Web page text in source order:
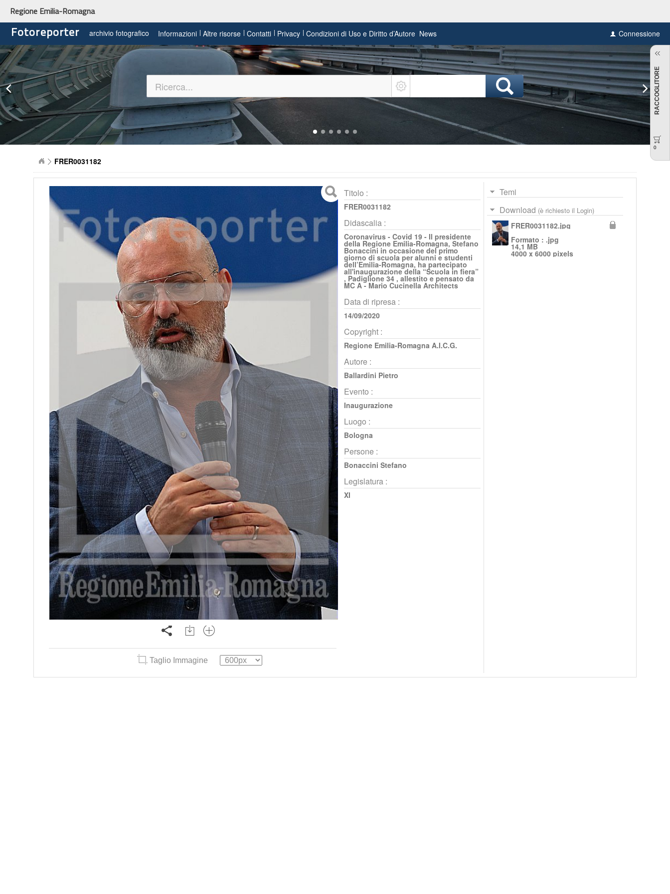
Regione Emilia-Romagna
Fotoreporter archivio fotografico Informazioni Altre risorse Contatti Privacy Condizioni di Uso e Diritto d’Autore News Connessione
FRER0031182
Taglio Immagine
Titolo :
FRER0031182
Didascalia :
Coronavirus - Covid 19 - Il presidente
della Regione Emilia-Romagna, Stefano
Bonaccini in occasione del primo
giorno di scuola per alunni e studenti
dell’Emilia-Romagna, ha partecipato
all'inaugurazione della “Scuola in fiera”
, Padiglione 34 , allestito e pensato da
MC A - Mario Cucinella Architects
Data di ripresa :
14/09/2020
Copyright :
Regione Emilia-Romagna A.I.C.G.
Autore :
Ballardini Pietro
Evento :
Inaugurazione
Luogo :
Bologna
Persone :
Bonaccini Stefano
Legislatura :
XI
Temi
Download (è richiesto il Login)
FRER0031182.jpg
Formato : .jpg
14,1 MB
4000 x 6000 pixels
RACCOGLITORE
0